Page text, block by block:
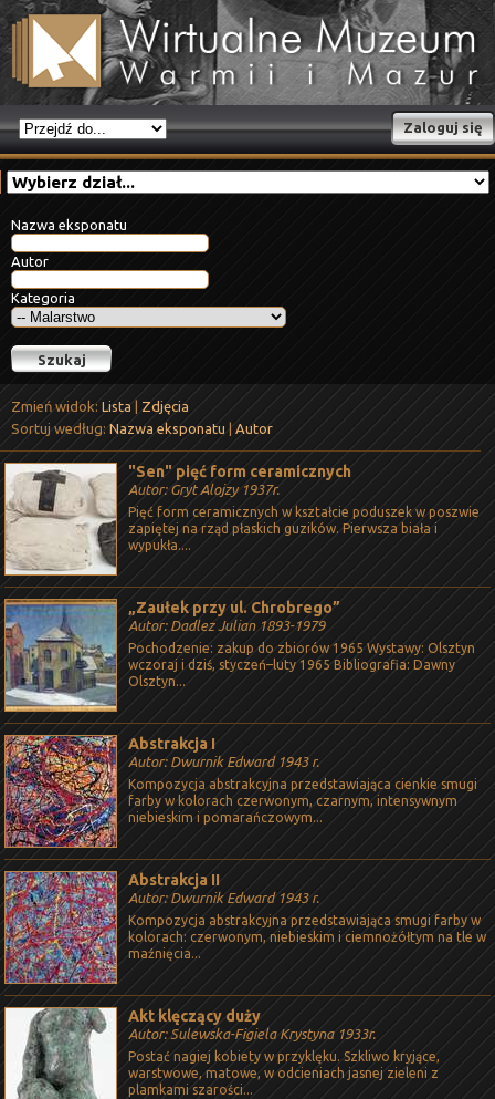
Zaloguj się
Nazwa eksponatu
Autor
Kategoria
Zmień widok: Lista
Zdjęcia
Sortuj według:Nazwa eksponatu Autor
"Sen" pięć form ceramicznych
Autor: Gryt Alojzy 1937r.
Pięć form ceramicznych w kształcie poduszek w poszwie
zapiętej na rząd płaskich guzików. Pierwsza biała i
wypukła....
„Zaułek przy ul. Chrobrego”
Autor: Dadlez Julian 1893-1979
Pochodzenie: zakup do zbiorów 1965 Wystawy: Olsztyn
wczoraj i dziś, styczeń–luty 1965 Bibliografia: Dawny
Olsztyn...
Abstrakcja I
Autor: Dwurnik Edward 1943 r.
Kompozycja abstrakcyjna przedstawiająca cienkie smugi
farby w kolorach czerwonym, czarnym, intensywnym
niebieskim i pomarańczowym...
Abstrakcja II
Autor: Dwurnik Edward 1943 r.
Kompozycja abstrakcyjna przedstawiająca smugi farby w
kolorach: czerwonym, niebieskim i ciemnożółtym na tle w
maźnięcia...
Akt klęczący duży
Autor: Sulewska-Figiela Krystyna 1933r.
Postać nagiej kobiety w przyklęku. Szkliwo kryjące,
warstwowe, matowe, w odcieniach jasnej zieleni z
plamkami szarości...